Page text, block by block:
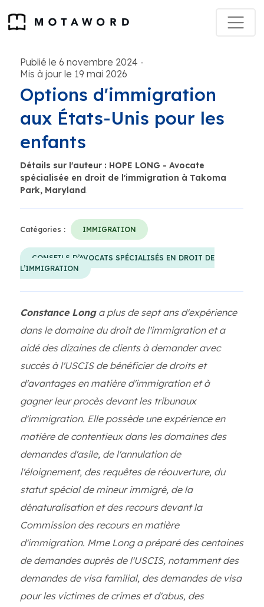
Publié le 6 novembre 2024 -
Mis à jour le 19 mai 2026
Options d'immigration
aux États-Unis pour les
enfants
Détails sur l'auteur : HOPE LONG - Avocate
spécialisée en droit de l'immigration à Takoma
Park, Maryland.
Catégories : IMMIGRATION
CONSEILS D’AVOCATS SPÉCIALISÉS EN DROIT DE
L’IMMIGRATION
Constance Longa plus de sept ans d'expérience
dans le domaine du droit de l'immigration et a
aidé des dizaines de clients à demander avec
succès à l'USCIS de bénéficier de droits et
d'avantages en matière d'immigration et à
gagner leur procès devant les tribunaux
d'immigration. Elle possède une expérience en
matière de contentieux dans les domaines des
demandes d'asile, de l'annulation de
l'éloignement, des requêtes de réouverture, du
statut spécial de mineur immigré, de la
dénaturalisation et des recours devant la
Commission des recours en matière
d'immigration. Mme Long a préparé des centaines
de demandes auprès de l'USCIS, notamment des
demandes de visa familial, des demandes de visa
pour les victimes de crimes et d'abus, des